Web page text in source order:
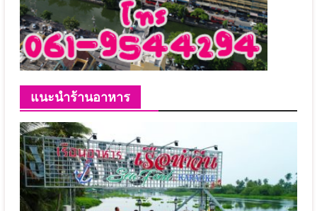
แนะนำร้านอาหาร